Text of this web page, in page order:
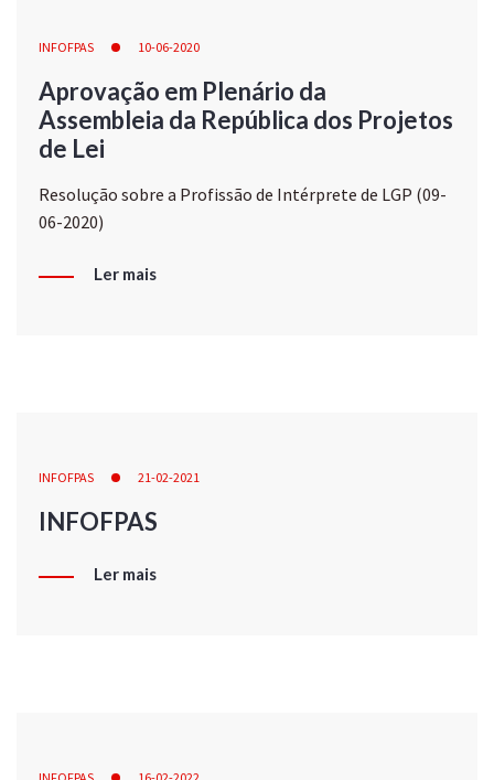
INFOFPAS 10-06-2020
Aprovação em Plenário da
Assembleia da República dos Projetos
de Lei
Resolução sobre a Profissão de Intérprete de LGP (09-
06-2020)
Ler mais
INFOFPAS 21-02-2021
INFOFPAS
Ler mais